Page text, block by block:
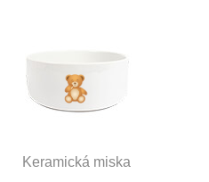
Keramická miska